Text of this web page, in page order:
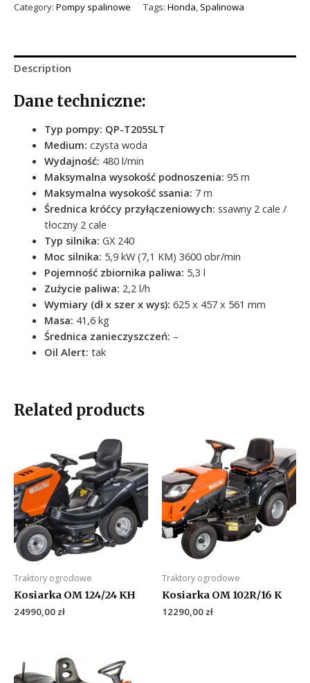
Category: Pompy spalinowe Tags: Honda, Spalinowa
Description
Dane techniczne:
Typ pompy: QP-T205SLT
Medium: czysta woda
Wydajność: 480 l/min
Maksymalna wysokość podnoszenia: 95 m
Maksymalna wysokość ssania: 7 m
Średnica króćcy przyłączeniowych: ssawny 2 cale /
tłoczny 2 cale
Typ silnika: GX 240
Moc silnika: 5,9 kW (7,1 KM) 3600 obr/min
Pojemność zbiornika paliwa: 5,3 l
Zużycie paliwa: 2,2 l/h
Wymiary (dł x szer x wys): 625 x 457 x 561 mm
Masa: 41,6 kg
Średnica zanieczyszczeń: –
Oil Alert: tak
Related products
Traktory ogrodowe
Kosiarka OM 124/24 KH
24990,00 zł
Traktory ogrodowe
Kosiarka OM 102R/16 K
12290,00 zł